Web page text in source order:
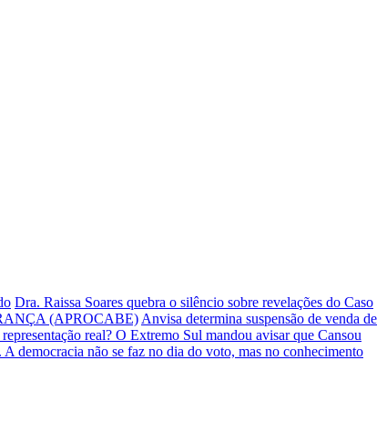
Dra. Raissa Soares quebra o silêncio sobre revelações do Caso
(APROCABE) Anvisa determina suspensão de venda de
real? O Extremo Sul mandou avisar que Cansou
A democracia não se faz no dia do voto, mas no conhecimento